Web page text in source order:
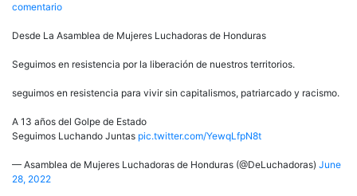
comentarioen
13
del
de
en
Honduras
Desde La Asamblea de Mujeres Luchadoras de Honduras
Seguimos en resistencia por la liberación de nuestros territorios.
seguimos en resistencia para vivir sin capitalismos, patriarcado y racismo.
A 13 años del Golpe de Estado
Seguimos Luchando Juntas pic.twitter.com/YewqLfpN8t
— Asamblea de Mujeres Luchadoras de Honduras (@DeLuchadoras) June
28, 2022